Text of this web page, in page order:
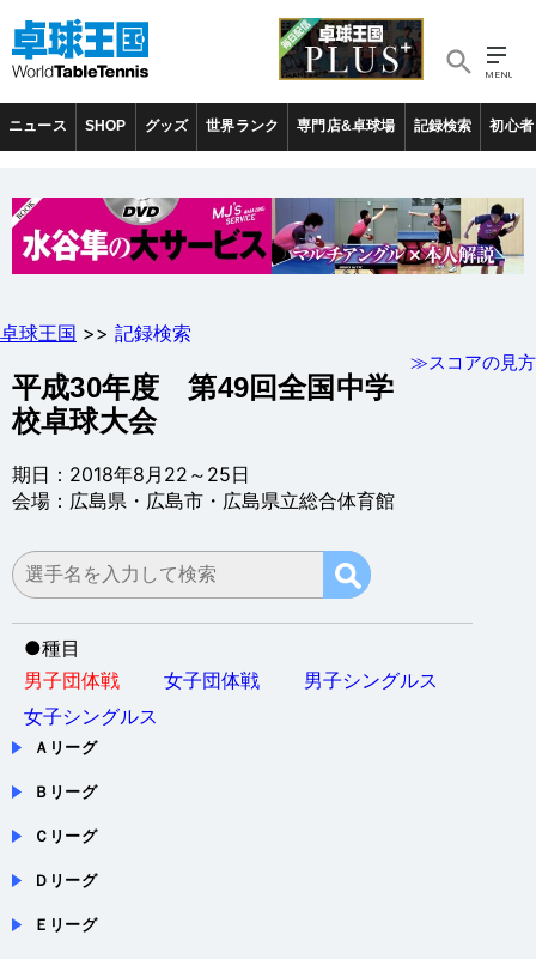
ニュース SHOP グッズ 世界ランク 専門店&卓球場 記録検索 初心者
卓球王国 >> 記録検索
≫スコアの見方
平成30年度 第49回全国中学
校卓球大会
期日：2018年8月22～25日
会場：広島県・広島市・広島県立総合体育館
●種目
男子団体戦
女子団体戦
男子シングルス
女子シングルス
Ａリーグ
Ｂリーグ
Ｃリーグ
Ｄリーグ
Ｅリーグ